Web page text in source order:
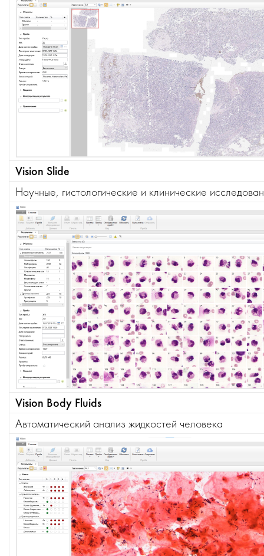
Vision Slide
Научные, гистологические и клинические
Vision Body Fluids
Автоматический анализ жидкостей человека